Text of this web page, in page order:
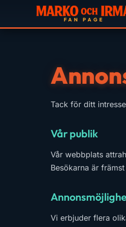
Tack för ditt
Vår publik
Vår webbplats
Besökarna är
Vi erbjuder flera